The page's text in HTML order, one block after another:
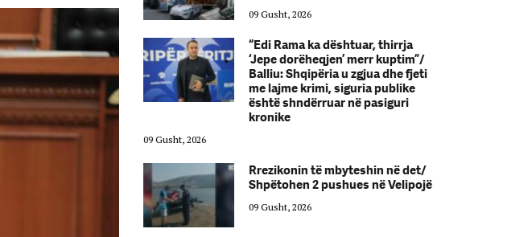
ka dështuar, thirrja
merr kuptim”/
u zgjua dhe fjeti
krimi, siguria publike
në pasiguri
09 Gusht, 2026
“Edi Rama ka dështuar, thirrja
‘Jepe dorëheqjen’ merr kuptim”/
Balliu: Shqipëria u zgjua dhe fjeti
me lajme krimi, siguria publike
është shndërruar në pasiguri
kronike
09 Gusht, 2026
Rrezikonin të mbyteshin në det/
Shpëtohen 2 pushues në Velipojë
09 Gusht, 2026